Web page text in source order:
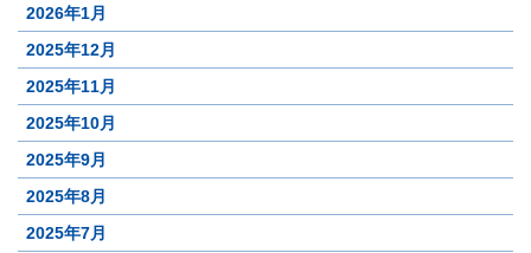
2026年1月
2025年12月
2025年11月
2025年10月
2025年9月
2025年8月
2025年7月